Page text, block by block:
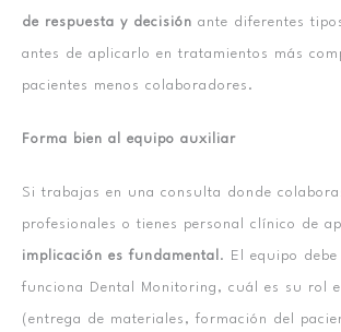
de respuesta y decisión ante diferentes
antes de aplicarlo en tratamientos más
pacientes menos colaboradores.
Forma bien al equipo auxiliar
Si trabajas en una consulta donde
profesionales o tienes personal clínico de
implicación es fundamental . El equipo debe
funciona Dental Monitoring, cuál es su rol
(entrega de materiales, formación del